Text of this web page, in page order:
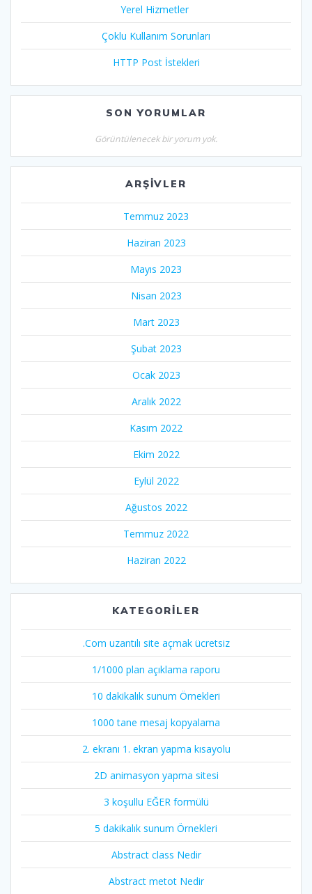
Yerel Hizmetler
Çoklu Kullanım Sorunları
HTTP Post İstekleri
SON YORUMLAR
Görüntülenecek bir yorum yok.
ARŞIVLER
Temmuz 2023
Haziran 2023
Mayıs 2023
Nisan 2023
Mart 2023
Şubat 2023
Ocak 2023
Aralık 2022
Kasım 2022
Ekim 2022
Eylül 2022
Ağustos 2022
Temmuz 2022
Haziran 2022
KATEGORILER
.Com uzantılı site açmak ücretsiz
1/1000 plan açıklama raporu
10 dakikalık sunum Örnekleri
1000 tane mesaj kopyalama
2. ekranı 1. ekran yapma kısayolu
2D animasyon yapma sitesi
3 koşullu EĞER formülü
5 dakikalık sunum Örnekleri
Abstract class Nedir
Abstract metot Nedir